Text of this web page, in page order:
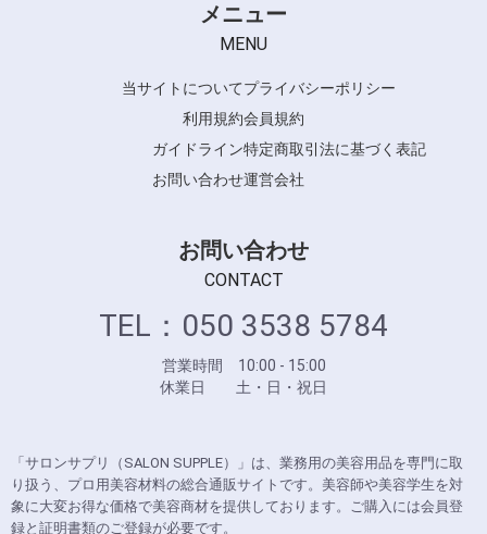
メニュー
MENU
当サイトについてプライバシーポリシー
利用規約会員規約
ガイドライン特定商取引法に基づく表記
お問い合わせ運営会社
お問い合わせ
CONTACT
TEL：050 3538 5784
営業時間 10:00 - 15:00
休業日 土・日・祝日
「サロンサプリ（SALON SUPPLE）」は、業務用の美容用品を専門に取
り扱う、プロ用美容材料の総合通販サイトです。美容師や美容学生を対
象に大変お得な価格で美容商材を提供しております。ご購入には会員登
録と証明書類のご登録が必要です。